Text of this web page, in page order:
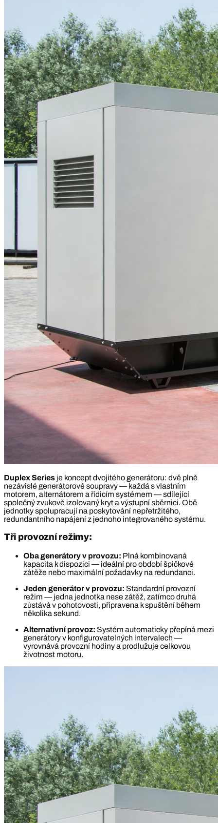
Duplex Series je koncept dvojitého generátoru: dvě plně
nezávislé generátorové soupravy — každá s vlastním
motorem, alternátorem a řídicím systémem — sdílející
společný zvukově izolovaný kryt a výstupní sběrnici. Obě
jednotky spolupracují na poskytování nepřetržitého,
redundantního napájení z jednoho integrovaného systému.
Tři provozní režimy:
Oba generátory v provozu: Plná kombinovaná
kapacita k dispozici — ideální pro období špičkové
zátěže nebo maximální požadavky na redundanci.
Jeden generátor v provozu: Standardní provozní
režim — jedna jednotka nese zátěž, zatímco druhá
zůstává v pohotovosti, připravena k spuštění během
několika sekund.
Alternativní provoz: Systém automaticky přepíná mezi
generátory v konfigurovatelných intervalech —
vyrovnává provozní hodiny a prodlužuje celkovou
životnost motoru.